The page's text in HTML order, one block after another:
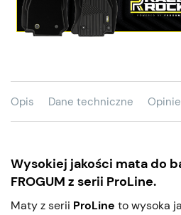
Opis Dane techniczne
Wysokiej jakości mata do
FROGUM z serii ProLine.
Maty z serii ProLine to wysoka